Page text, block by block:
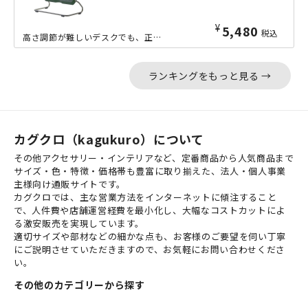
¥ 5,480 税込
高さ調節が難しいデスクでも、正しい姿勢で快適に作業できるフットレストです。重厚感...
ランキングをもっと見る →
カグクロ（kagukuro）について
その他アクセサリー・インテリアなど、定番商品から人気商品まで
サイズ・色・特徴・価格帯も豊富に取り揃えた、法人・個人事業
主様向け通販サイトです。
カグクロでは、主な営業方法をインターネットに傾注すること
で、人件費や店舗運営経費を最小化し、大幅なコストカットによ
る激安販売を実現しています。
適切サイズや部材などの細かな点も、お客様のご要望を伺い丁寧
にご説明させていただきますので、お気軽にお問い合わせくださ
い。
その他のカテゴリーから探す